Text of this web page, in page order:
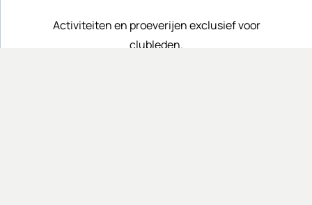
Activiteiten en proeverijen exclusief voor
clubleden.